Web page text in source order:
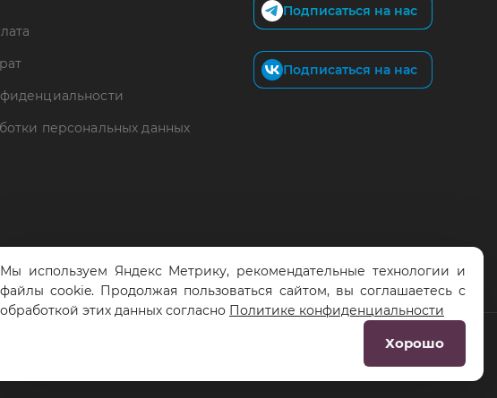
персональных данных
Подписаться на нас
Подписаться на нас
RS Digital
Мы используем Яндекс Метрику, рекомендательные технологии и
файлы cookie. Продолжая пользоваться сайтом, вы соглашаетесь с
обработкой этих данных согласно Политике конфиденциальности
Хорошо